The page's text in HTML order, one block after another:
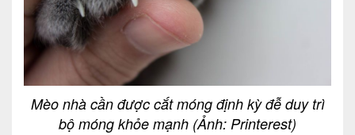
Mèo nhà cần được cắt móng định kỳ đễ duy trì
bộ móng khỏe mạnh (Ảnh: Printerest)